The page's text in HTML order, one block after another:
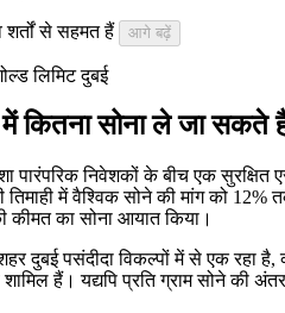
से सहमत हैं आगे बढ़ें
लिमिट दुबई
कितना सोना ले जा सकते
पारंपरिक निवेशकों के बीच एक
तिमाही में वैश्विक सोने की मांग को
कीमत का सोना आयात किया।
दुबई पसंदीदा विकल्पों में से एक
शामिल हैं। यद्यपि प्रति ग्राम सोने